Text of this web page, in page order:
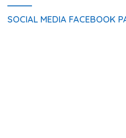
SOCIAL MEDIA FACEBOOK